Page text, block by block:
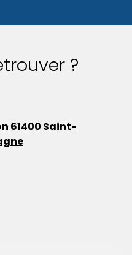
?
61400 Saint-